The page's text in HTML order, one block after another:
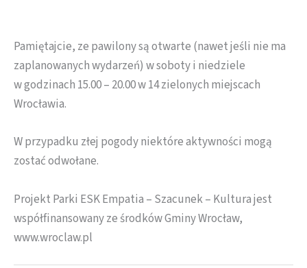
Pamiętajcie, ze pawilony są otwarte (nawet jeśli nie ma
zaplanowanych wydarzeń) w soboty i niedziele
w godzinach 15.00 – 20.00 w 14 zielonych miejscach
Wrocławia.
W przypadku złej pogody niektóre aktywności mogą
zostać odwołane.
Projekt Parki ESK Empatia – Szacunek – Kultura jest
współfinansowany ze środków Gminy Wrocław,
www.wroclaw.pl